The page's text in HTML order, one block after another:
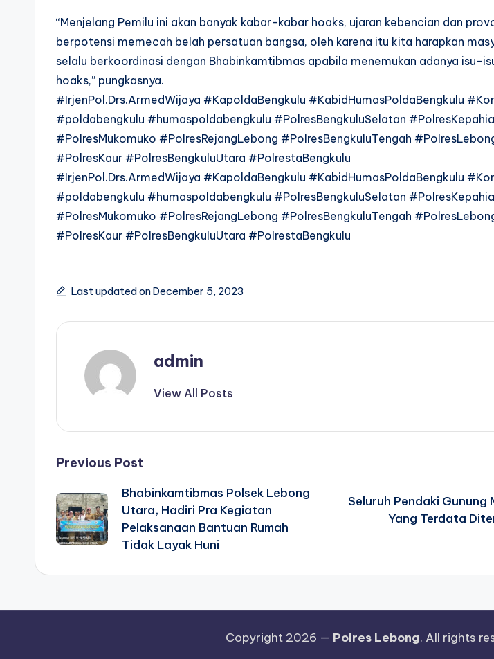
“Menjelang Pemilu ini akan banyak kabar-kabar hoaks, ujaran kebencian dan
berpotensi memecah belah persatuan bangsa, oleh karena itu kita harapkan
selalu berkoordinasi dengan Bhabinkamtibmas apabila menemukan adanya isu-
hoaks,” pungkasnya.
#IrjenPol.Drs.ArmedWijaya #KapoldaBengkulu #KabidHumasPoldaBengkulu
#poldabengkulu #humaspoldabengkulu #PolresBengkuluSelatan
#PolresMukomuko #PolresRejangLebong #PolresBengkuluTengah
#PolresKaur #PolresBengkuluUtara #PolrestaBengkulu
#IrjenPol.Drs.ArmedWijaya #KapoldaBengkulu #KabidHumasPoldaBengkulu
#poldabengkulu #humaspoldabengkulu #PolresBengkuluSelatan
#PolresMukomuko #PolresRejangLebong #PolresBengkuluTengah
#PolresKaur #PolresBengkuluUtara #PolrestaBengkulu
Last updated on December 5, 2023
admin
View All Posts
Post
navigation
Previous Post
Bhabinkamtibmas Polsek Lebong
Utara, Hadiri Pra Kegiatan
Pelaksanaan Bantuan Rumah
Tidak Layak Huni
Seluruh Pendaki Gunung
Yang Terdata
Copyright 2026 — Polres Lebong. All rights